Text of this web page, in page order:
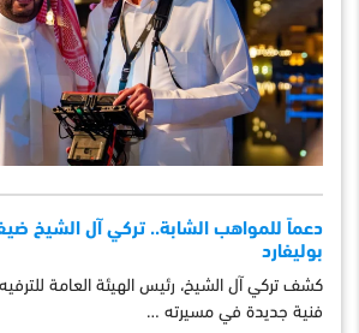
دعماً للمواهب الشابة.. تركي آل الشيخ
بوليفارد
كشف تركي آل الشيخ، رئيس الهيئة العامة
فنية جديدة في مسيرته …